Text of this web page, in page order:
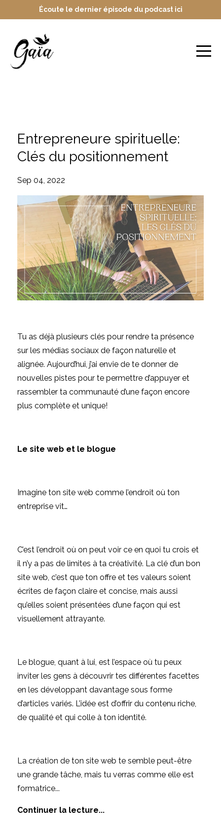
Écoute le dernier épisode du podcast ici
Entrepreneure spirituelle:
Clés du positionnement
Sep 04, 2022
Tu as déjà plusieurs clés pour rendre ta présence
sur les médias sociaux de façon naturelle et
alignée. Aujourd’hui, j’ai envie de te donner de
nouvelles pistes pour te permettre d’appuyer et
rassembler ta communauté d’une façon encore
plus complète et unique!
Le site web et le blogue
Imagine ton site web comme l’endroit où ton
entreprise vit…
C’est l’endroit où on peut voir ce en quoi tu crois et
il n’y a pas de limites à ta créativité. La clé d’un bon
site web, c’est que ton offre et tes valeurs soient
écrites de façon claire et concise, mais aussi
qu’elles soient présentées d’une façon qui est
visuellement attrayante.
Le blogue, quant à lui, est l’espace où tu peux
inviter les gens à découvrir tes différentes facettes
en les développant davantage sous forme
d’articles variés. L’idée est d’offrir du contenu riche,
de qualité et qui colle à ton identité.
La création de ton site web te semble peut-être
une grande tâche, mais tu verras comme elle est
formatrice...
Continuer la lecture...